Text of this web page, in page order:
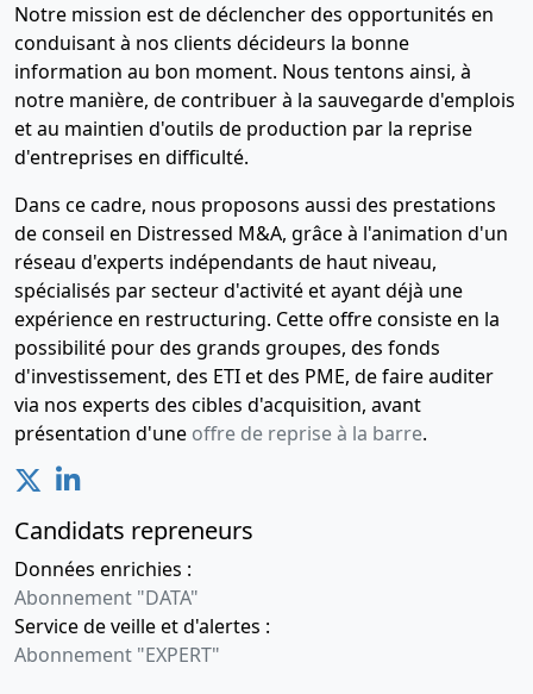
Notre mission est de déclencher des opportunités en
conduisant à nos clients décideurs la bonne
information au bon moment. Nous tentons ainsi, à
notre manière, de contribuer à la sauvegarde d'emplois
et au maintien d'outils de production par la reprise
d'entreprises en difficulté.
Dans ce cadre, nous proposons aussi des prestations
de conseil en Distressed M&A, grâce à l'animation d'un
réseau d'experts indépendants de haut niveau,
spécialisés par secteur d'activité et ayant déjà une
expérience en restructuring. Cette offre consiste en la
possibilité pour des grands groupes, des fonds
d'investissement, des ETI et des PME, de faire auditer
via nos experts des cibles d'acquisition, avant
présentation d'une offre de reprise à la barre.
Candidats repreneurs
Données enrichies :
Abonnement "DATA"
Service de veille et d'alertes :
Abonnement "EXPERT"